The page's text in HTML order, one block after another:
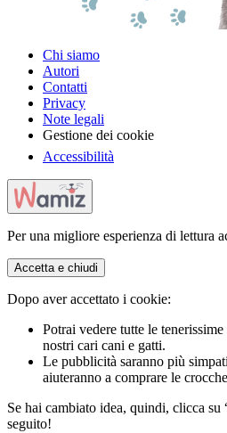
Chi siamo
Autori
Contatti
Privacy
Note legali
Gestione dei cookie
Accessibilità
Per una migliore esperienza di lettura
Accetta e chiudi
Dopo aver accettato i cookie:
Potrai vedere tutte le
nostri cari cani e gatti.
Le pubblicità saranno più
aiuteranno a comprare le
Se hai cambiato idea, quindi, clicca
seguito!